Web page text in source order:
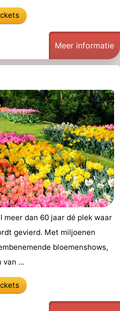
Meer informatie
meer dan 60 jaar dé plek waar
gevierd. Met miljoenen
bloemenshows,
...